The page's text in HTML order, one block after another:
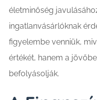
életminőség
ingatlanvásárlóknak
figyelembe venniük,
értékét, hanem a
befolyásolják.